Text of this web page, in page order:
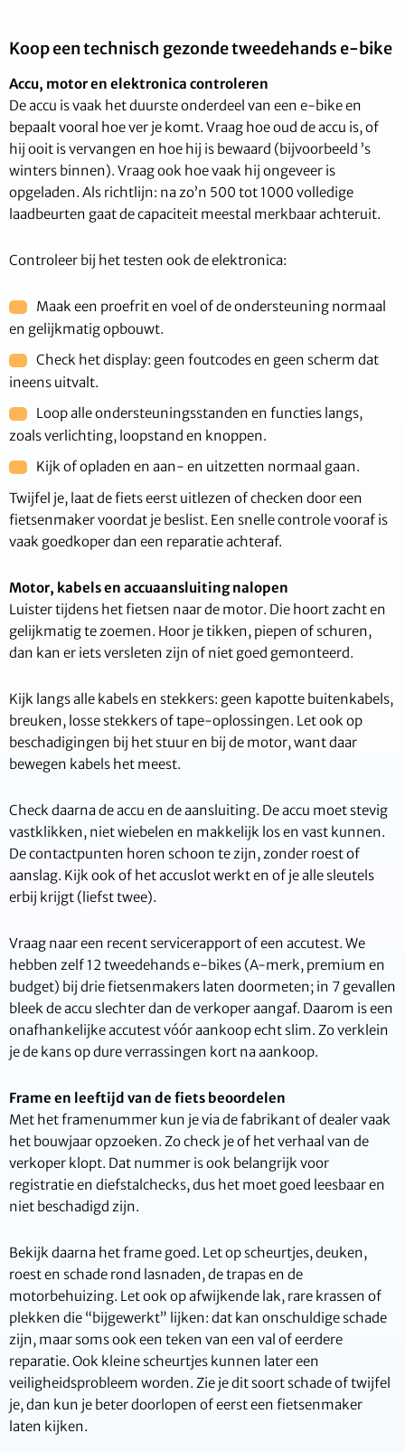
Koop een technisch gezonde tweedehands e-bike
Accu, motor en elektronica controleren
De accu is vaak het duurste onderdeel van een e-bike en
bepaalt vooral hoe ver je komt. Vraag hoe oud de accu is, of
hij ooit is vervangen en hoe hij is bewaard (bijvoorbeeld ’s
winters binnen). Vraag ook hoe vaak hij ongeveer is
opgeladen. Als richtlijn: na zo’n 500 tot 1000 volledige
laadbeurten gaat de capaciteit meestal merkbaar achteruit.
Controleer bij het testen ook de elektronica:
Maak een proefrit en voel of de ondersteuning normaal
en gelijkmatig opbouwt.
Check het display: geen foutcodes en geen scherm dat
ineens uitvalt.
Loop alle ondersteuningsstanden en functies langs,
zoals verlichting, loopstand en knoppen.
Kijk of opladen en aan- en uitzetten normaal gaan.
Twijfel je, laat de fiets eerst uitlezen of checken door een
fietsenmaker voordat je beslist. Een snelle controle vooraf is
vaak goedkoper dan een reparatie achteraf.
Motor, kabels en accuaansluiting nalopen
Luister tijdens het fietsen naar de motor. Die hoort zacht en
gelijkmatig te zoemen. Hoor je tikken, piepen of schuren,
dan kan er iets versleten zijn of niet goed gemonteerd.
Kijk langs alle kabels en stekkers: geen kapotte buitenkabels,
breuken, losse stekkers of tape-oplossingen. Let ook op
beschadigingen bij het stuur en bij de motor, want daar
bewegen kabels het meest.
Check daarna de accu en de aansluiting. De accu moet stevig
vastklikken, niet wiebelen en makkelijk los en vast kunnen.
De contactpunten horen schoon te zijn, zonder roest of
aanslag. Kijk ook of het accuslot werkt en of je alle sleutels
erbij krijgt (liefst twee).
Vraag naar een recent servicerapport of een accutest. We
hebben zelf 12 tweedehands e-bikes (A-merk, premium en
budget) bij drie fietsenmakers laten doormeten; in 7 gevallen
bleek de accu slechter dan de verkoper aangaf. Daarom is een
onafhankelijke accutest vóór aankoop echt slim. Zo verklein
je de kans op dure verrassingen kort na aankoop.
Frame en leeftijd van de fiets beoordelen
Met het framenummer kun je via de fabrikant of dealer vaak
het bouwjaar opzoeken. Zo check je of het verhaal van de
verkoper klopt. Dat nummer is ook belangrijk voor
registratie en diefstalchecks, dus het moet goed leesbaar en
niet beschadigd zijn.
Bekijk daarna het frame goed. Let op scheurtjes, deuken,
roest en schade rond lasnaden, de trapas en de
motorbehuizing. Let ook op afwijkende lak, rare krassen of
plekken die “bijgewerkt” lijken: dat kan onschuldige schade
zijn, maar soms ook een teken van een val of eerdere
reparatie. Ook kleine scheurtjes kunnen later een
veiligheidsprobleem worden. Zie je dit soort schade of twijfel
je, dan kun je beter doorlopen of eerst een fietsenmaker
laten kijken.